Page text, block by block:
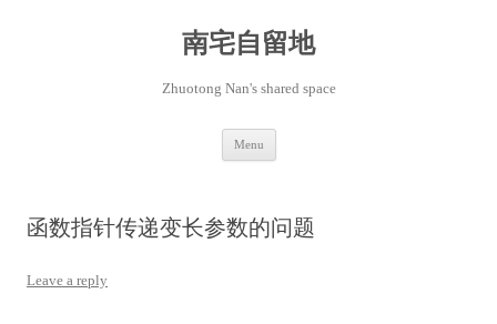
南宅自留地
Zhuotong Nan's shared space
Menu
函数指针传递变长参数的问题
Leave a reply